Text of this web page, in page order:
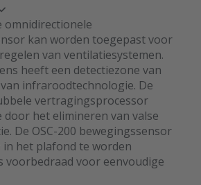
omnidirectionele
kan worden toegepast voor
van ventilatiesystemen.
heeft een detectiezone van
infraroodtechnologie. De
vertragingsprocessor
door het elimineren van valse
De OSC-200 bewegingssensor
het plafond te worden
voorbedraad voor eenvoudige